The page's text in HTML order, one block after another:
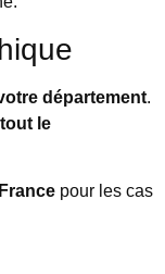
département.
le
pour les cas